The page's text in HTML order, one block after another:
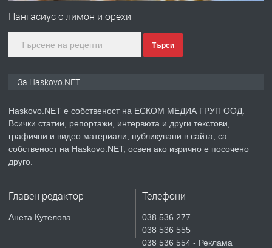
градската градина!
преди 5 дни
ПРЕДЛАГА
Продавам парцел в гр. Хасково кв.
СГЛОБЯВАНЕ НА МЕБЕЛИ.
Пангасиус с лимон и орехи
Търси
За Haskovo.NET
Haskovo.NET е собственост на ЕСКОМ МЕДИА ГРУП ООД.
Всички статии, репортажи, интервюта и други текстови,
графични и видео материали, публикувани в сайта, са
собственост на Haskovo.NET, освен ако изрично е посочено
друго.
Главен редактор
Анета Кутелова
Телефони
038 536 277
038 536 555
038 536 554 - Реклама